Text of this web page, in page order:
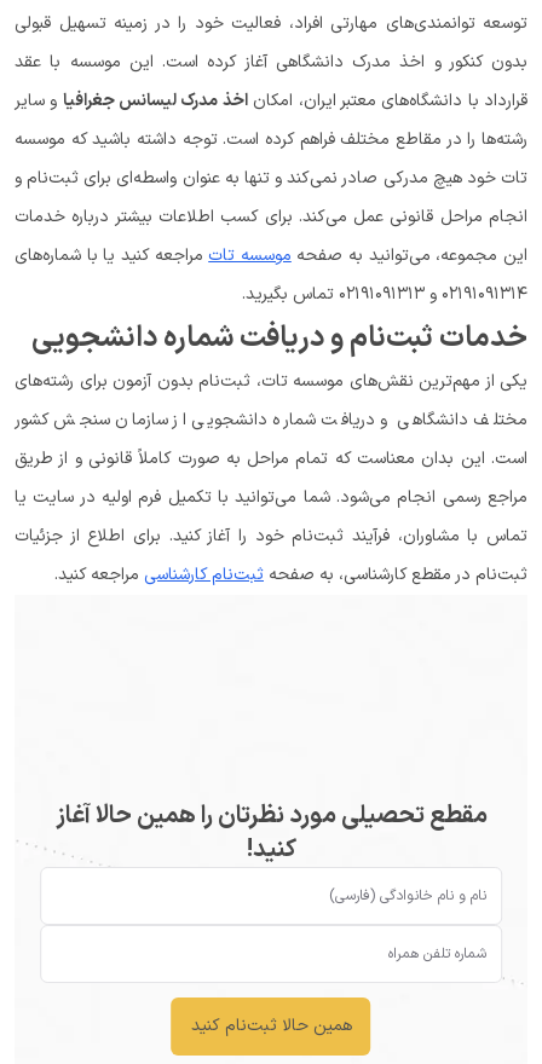
توسعه توانمندی‌های مهارتی افراد، فعالیت خود را در زمینه تسهیل قبولی
بدون کنکور و اخذ مدرک دانشگاهی آغاز کرده است. این موسسه با عقد
قرارداد با دانشگاه‌های معتبر ایران، امکاناخذ مدرک لیسانس جغرافیا و سایر
رشته‌ها را در مقاطع مختلف فراهم کرده است. توجه داشته باشید که موسسه
تات خود هیچ مدرکی صادر نمی‌کند و تنها به عنوان واسطه‌ای برای ثبت‌نام و
انجام مراحل قانونی عمل می‌کند. برای کسب اطلاعات بیشتر درباره خدمات
این مجموعه، می‌توانید به صفحهموسسه تاتمراجعه کنید یا با شماره‌های
۰۲۱۹۱۰۹۱۳۱۴ و ۰۲۱۹۱۰۹۱۳۱۳ تماس بگیرید.
خدمات ثبت‌نام و دریافت شماره دانشجویی
یکی از مهم‌ترین نقش‌های موسسه تات، ثبت‌نام بدون آزمون برای رشته‌های
مختلف دانشگاهی و دریافت شماره دانشجویی از سازمان سنجش کشور
است. این بدان معناست که تمام مراحل به صورت کاملاً قانونی و از طریق
مراجع رسمی انجام می‌شود. شما می‌توانید با تکمیل فرم اولیه در سایت یا
تماس با مشاوران، فرآیند ثبت‌نام خود را آغاز کنید. برای اطلاع از جزئیات
ثبت‌نام در مقطع کارشناسی، به صفحه ثبت‌نام کارشناسی مراجعه کنید.
مقطع تحصیلی مورد نظرتان را همین حالا آغاز
کنید!
همین حالا ثبت‌نام کنید